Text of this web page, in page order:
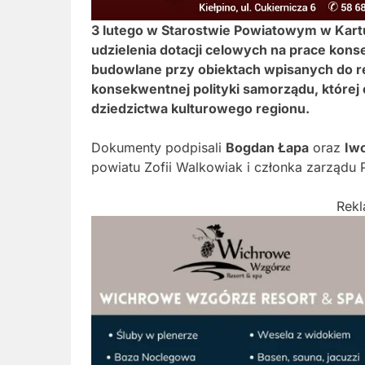
3 lutego w Starostwie Powiatowym w
udzielenia dotacji celowych na prace
budowlane przy obiektach wpisanych do
konsekwentnej polityki samorządu,
dziedzictwa kulturowego regionu.
Dokumenty podpisali Bogdan Łapa oraz
powiatu Zofii Walkowiak i członka zarządu